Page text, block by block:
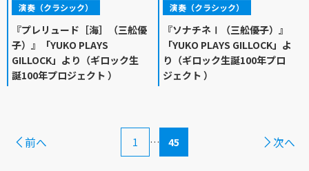
演奏（クラシック）
『プレリュード［海］（三舩優
子）』「YUKO PLAYS
GILLOCK」より（ギロック生
誕100年プロジェクト ）
演奏（クラシック）
『ソナチネⅠ（三舩優子）』
「YUKO PLAYS GILLOCK」よ
り（ギロック生誕100年プロ
ジェクト ）
前へ 1 … 45 次へ